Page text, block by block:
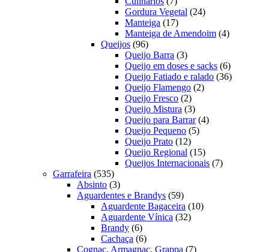
produtos
Gordura Vegetal 2424
Manteiga 1717
produtos
Manteiga de Amendoim 44
Queijos 9696
produtos
Queijo Barra 33
produtos
Queijo em doses e sacks 66
produtos
Queijo Fatiado e ralado 3636
Queijo Flamengo 22
Queijo Fresco 22
produtos
Queijo Mistura 33
produtos
Queijo para Barrar 44
Queijo Pequeno 55
Queijo Prato 1212
produtos
Queijo Regional 1515
produtos
Queijos Internacionais 77
Garrafeira 535535
produtos
Absinto 33
produtos
Aguardentes e Brandys 5959
produtos
Aguardente Bagaceira 1010
Aguardente Vínica 3232
Brandy 66
produtos
Cachaça 66
produtos
Cognac, Armagnac, Grappa 77